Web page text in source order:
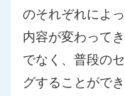
のそれぞれによ
内容が変わって
でなく、普段の
グすることがで